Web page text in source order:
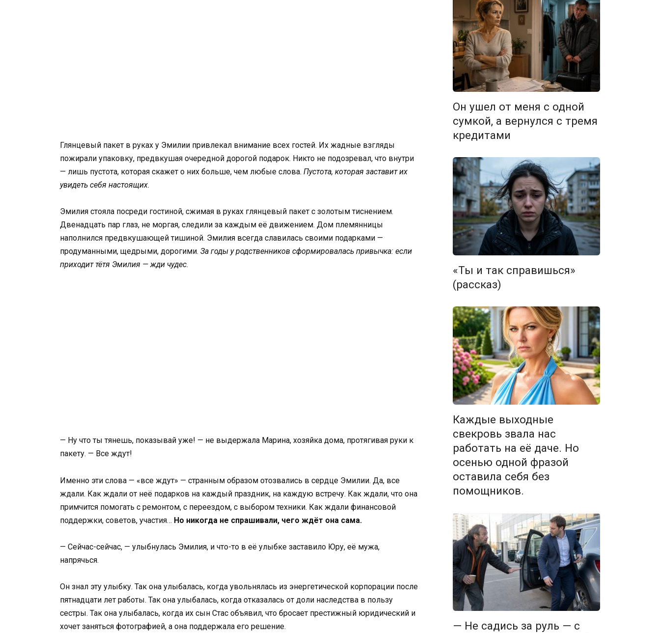
Глянцевый пакет в руках у Эмилии привлекал внимание всех гостей. Их жадные взгляды
пожирали упаковку, предвкушая очередной дорогой подарок. Никто не подозревал, что внутри
— лишь пустота, которая скажет о них больше, чем любые слова. Пустота, которая заставит их
увидеть себя настоящих.
Эмилия стояла посреди гостиной, сжимая в руках глянцевый пакет с золотым тиснением.
Двенадцать пар глаз, не моргая, следили за каждым её движением. Дом племянницы
наполнился предвкушающей тишиной. Эмилия всегда славилась своими подарками —
продуманными, щедрыми, дорогими. За годы у родственников сформировалась привычка: если
приходит тётя Эмилия — жди чудес.
— Ну что ты тянешь, показывай уже! — не выдержала Марина, хозяйка дома, протягивая руки к
пакету. — Все ждут!
Именно эти слова — «все ждут» — странным образом отозвались в сердце Эмилии. Да, все
ждали. Как ждали от неё подарков на каждый праздник, на каждую встречу. Как ждали, что она
примчится помогать с ремонтом, с переездом, с выбором техники. Как ждали финансовой
поддержки, советов, участия… Но никогда не спрашивали, чего ждёт она сама.
— Сейчас-сейчас, — улыбнулась Эмилия, и что-то в её улыбке заставило Юру, её мужа,
напрячься.
Он знал эту улыбку. Так она улыбалась, когда увольнялась из энергетической корпорации после
пятнадцати лет работы. Так она улыбалась, когда отказалась от доли наследства в пользу
сестры. Так она улыбалась, когда их сын Стас объявил, что бросает престижный юридический и
хочет заняться фотографией, а она поддержала его решение.
Он ушел от меня с одной
сумкой, а вернулся с тремя
кредитами
«Ты и так справишься»
(рассказ)
Каждые выходные
свекровь звала нас
работать на её даче. Но
осенью одной фразой
оставила себя без
помощников.
— Не садись за руль — с